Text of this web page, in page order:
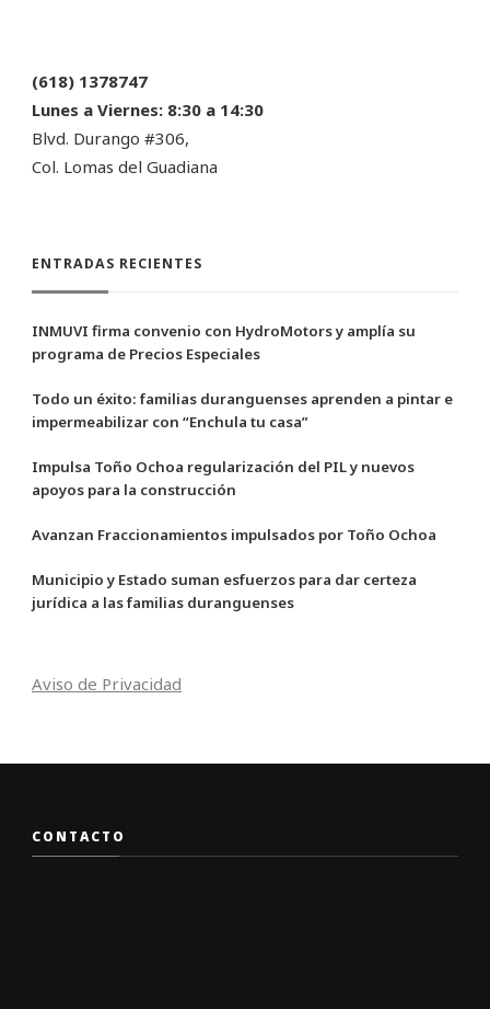
(618) 1378747
Lunes a Viernes: 8:30 a 14:30
Blvd. Durango #306,
Col. Lomas del Guadiana
ENTRADAS RECIENTES
INMUVI firma convenio con HydroMotors y amplía su
programa de Precios Especiales
Todo un éxito: familias duranguenses aprenden a pintar e
impermeabilizar con “Enchula tu casa”
Impulsa Toño Ochoa regularización del PIL y nuevos
apoyos para la construcción
Avanzan Fraccionamientos impulsados por Toño Ochoa
Municipio y Estado suman esfuerzos para dar certeza
jurídica a las familias duranguenses
Aviso de Privacidad
CONTACTO